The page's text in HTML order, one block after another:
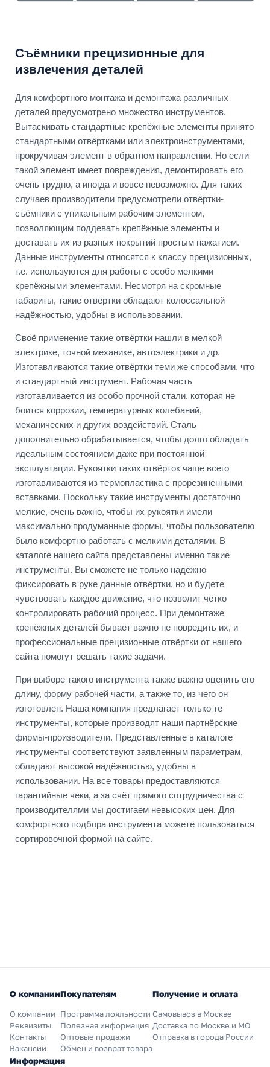
Съёмники прецизионные для
извлечения деталей
Для комфортного монтажа и демонтажа различных
деталей предусмотрено множество инструментов.
Вытаскивать стандартные крепёжные элементы принято
стандартными отвёртками или электроинструментами,
прокручивая элемент в обратном направлении. Но если
такой элемент имеет повреждения, демонтировать его
очень трудно, а иногда и вовсе невозможно. Для таких
случаев производители предусмотрели отвёртки-
съёмники с уникальным рабочим элементом,
позволяющим поддевать крепёжные элементы и
доставать их из разных покрытий простым нажатием.
Данные инструменты относятся к классу прецизионных,
т.е. используются для работы с особо мелкими
крепёжными элементами. Несмотря на скромные
габариты, такие отвёртки обладают колоссальной
надёжностью, удобны в использовании.
Своё применение такие отвёртки нашли в мелкой
электрике, точной механике, автоэлектрики и др.
Изготавливаются такие отвёртки теми же способами, что
и стандартный инструмент. Рабочая часть
изготавливается из особо прочной стали, которая не
боится коррозии, температурных колебаний,
механических и других воздействий. Сталь
дополнительно обрабатывается, чтобы долго обладать
идеальным состоянием даже при постоянной
эксплуатации. Рукоятки таких отвёрток чаще всего
изготавливаются из термопластика с прорезиненными
вставками. Поскольку такие инструменты достаточно
мелкие, очень важно, чтобы их рукоятки имели
максимально продуманные формы, чтобы пользователю
было комфортно работать с мелкими деталями. В
каталоге нашего сайта представлены именно такие
инструменты. Вы сможете не только надёжно
фиксировать в руке данные отвёртки, но и будете
чувствовать каждое движение, что позволит чётко
контролировать рабочий процесс. При демонтаже
крепёжных деталей бывает важно не повредить их, и
профессиональные прецизионные отвёртки от нашего
сайта помогут решать такие задачи.
При выборе такого инструмента также важно оценить его
длину, форму рабочей части, а также то, из чего он
изготовлен. Наша компания предлагает только те
инструменты, которые производят наши партнёрские
фирмы-производители. Представленные в каталоге
инструменты соответствуют заявленным параметрам,
обладают высокой надёжностью, удобны в
использовании. На все товары предоставляются
гарантийные чеки, а за счёт прямого сотрудничества с
производителями мы достигаем невысоких цен. Для
комфортного подбора инструмента можете пользоваться
сортировочной формой на сайте.
О компании
О компании
Реквизиты
Контакты
Вакансии
Покупателям
Программа лояльности
Полезная информация
Оптовые продажи
Обмен и возврат товара
Получение и оплата
Самовывоз в Москве
Доставка по Москве и МО
Отправка в города России
Информация